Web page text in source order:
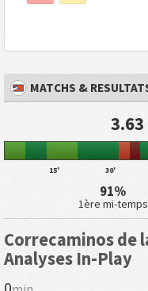
MATCHS &
15' 30'
91%
1ère mi-temps
Correcaminos de
Analyses In-Play